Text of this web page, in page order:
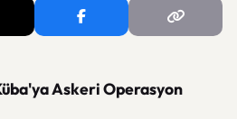
Askeri Operasyon